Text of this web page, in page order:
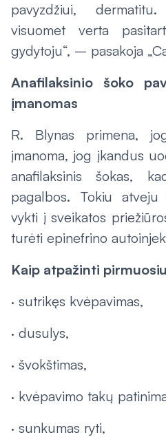
pavyzdžiui,
visuomet verta
gydytoju“, – pasakoja
Anafilaksinio šoko
įmanomas
R. Blynas primena,
įmanoma, jog įkandus
anafilaksinis šokas,
pagalbos. Tokiu
vykti į sveikatos
turėti epinefrino
Kaip atpažinti
· sutrikęs kvėpavimas,
· dusulys,
· švokštimas,
· kvėpavimo takų
· sunkumas ryti,